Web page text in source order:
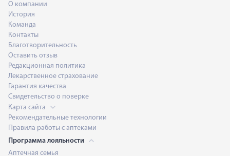
О компании
История
Команда
Контакты
Благотворительность
Оставить отзыв
Редакционная политика
Лекарственное страхование
Гарантия качества
Свидетельство о поверке
Карта сайта
Рекомендательные технологии
Правила работы с аптеками
Программа лояльности
Аптечная семья